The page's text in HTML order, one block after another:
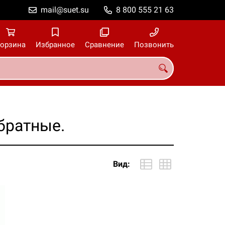
8 800 555 21 63
mail@suet.su
Избранное Сравнение Позвонить
Вид: